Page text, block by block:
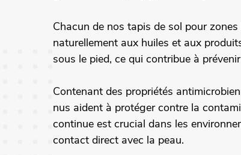
Chacun de nos tapis de sol pour
naturellement aux huiles et aux
sous le pied, ce qui contribue à
Contenant des propriétés
nus aident à protéger contre la
continue est crucial dans les
contact direct avec la peau.